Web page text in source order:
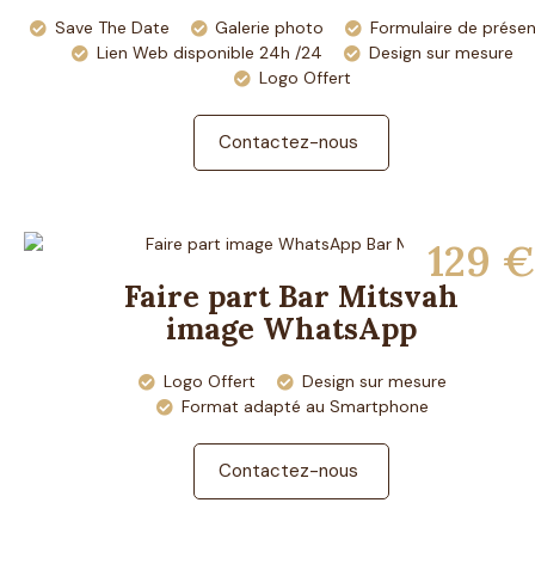
Save The Date Galerie photo
Formulaire de
Lien Web disponible 24h /24
Design sur mesure
Logo Offert
Contactez-nous
129 €
Faire part Bar Mitsvah
image WhatsApp
Logo Offert
Design sur mesure
Format adapté au Smartphone
Contactez-nous